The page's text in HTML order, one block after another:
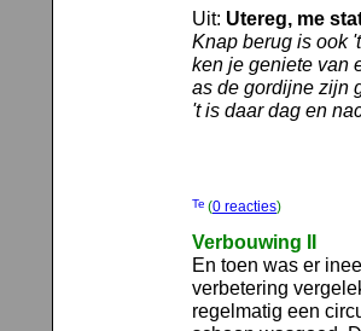
Uit: Utereg, me
Knap berug is ook
ken je geniete van
as de gordijne zijn
't is daar dag en
(0 reacties)
Verbouwing II
En toen was er
verbetering
regelmatig een